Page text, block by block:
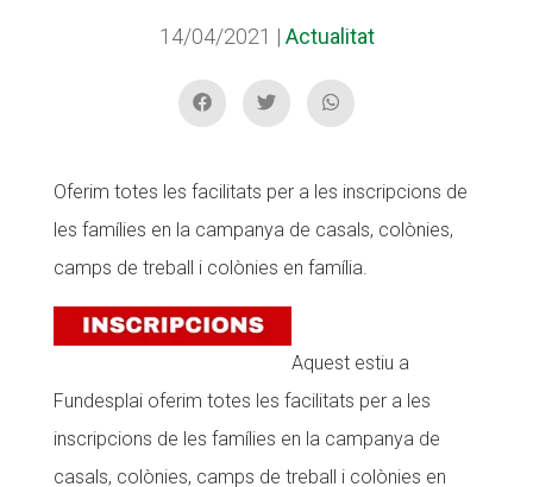
14/04/2021 | Actualitat
Oferim totes les facilitats per a les inscripcions de
les famílies en la campanya de casals, colònies,
camps de treball i colònies en família.
Aquest estiu a
Fundesplai oferim totes les facilitats per a les
inscripcions de les famílies en la campanya de
casals, colònies, camps de treball i colònies en
ACCIÓ SOCIAL I JOVES
ESPLAIS
SUPORT TERCER SECTOR